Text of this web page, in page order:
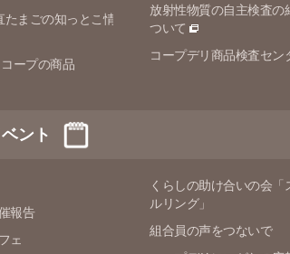
たまごの知っとこ情
ープの商品
放射性物質の自主検査の
ついて
コープデリ商品検査セン
ント
報告
ェ
くらしの助け合いの会「
ルリング」
組合員の声をつないで